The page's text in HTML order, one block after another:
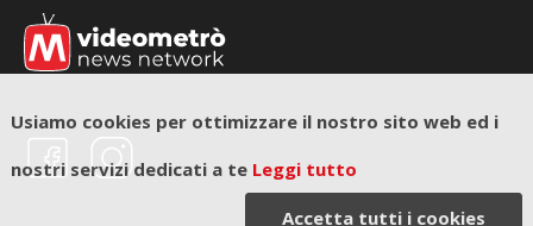
Usiamo cookies per ottimizzare il nostro sito web ed i
nostri servizi dedicati a te Leggi tutto
Accetta tutti i cookies